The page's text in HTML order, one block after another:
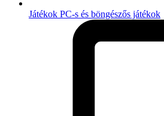
Játékok PC-s és böngészős játékok